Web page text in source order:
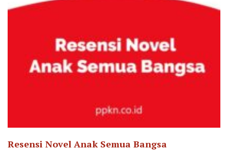
Resensi Novel Anak Semua Bangsa